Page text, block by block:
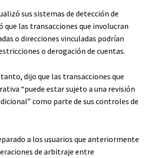
sus sistemas de detección de
que las transacciones que involucran
o direcciones vinculadas podrían
o derogación de cuentas.
dijo que las transacciones que
“puede estar sujeto a una revisión
como parte de sus controles de
a los usuarios que anteriormente
de arbitraje entre